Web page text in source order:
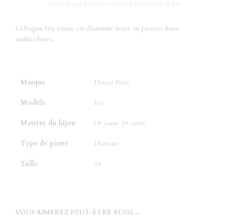
La bague Iris existe en diamants noirs ou pierres fines
multicolores.
Marque Douze Paris
Modèle Iris
Matière du bijou Or jaune 18 carats
Type de pierre Diamant
Taille 54
VOUS AIMEREZ PEUT-ÊTRE AUSSI…